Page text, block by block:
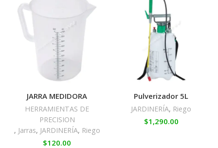
JARRA MEDIDORA
HERRAMIENTAS DE
PRECISION
, Jarras, JARDINERÍA, Riego
$120.00
Pulverizador 5L
JARDINERÍA, Riego
$1,290.00